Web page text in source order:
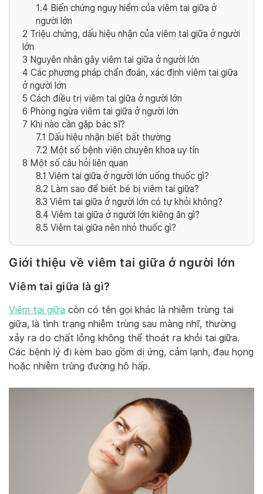
1.4 Biến chứng nguy hiểm của viêm tai giữa ở
người lớn
2 Triệu chứng, dấu hiệu nhận của viêm tai giữa ở người
lớn
3 Nguyên nhân gây viêm tai giữa ở người lớn
4 Các phương pháp chẩn đoán, xác định viêm tai giữa
ở người lớn
5 Cách điều trị viêm tai giữa ở người lớn
6 Phòng ngừa viêm tai giữa ở người lớn
7 Khi nào cần gặp bác sĩ?
7.1 Dấu hiệu nhận biết bất thường
7.2 Một số bệnh viện chuyên khoa uy tín
8 Một số câu hỏi liên quan
8.1 Viêm tai giữa ở người lớn uống thuốc gì?
8.2 Làm sao để biết bé bị viêm tai giữa?
8.3 Viêm tai giữa ở người lớn có tự khỏi không?
8.4 Viêm tai giữa ở người lớn kiêng ăn gì?
8.5 Viêm tai giữa nên nhỏ thuốc gì?
Giới thiệu về viêm tai giữa ở người lớn
Viêm tai giữa là gì?
Viêm tai giữa còn có tên gọi khác là nhiễm trùng tai
giữa, là tình trạng nhiễm trùng sau màng nhĩ, thường
xảy ra do chất lỏng không thể thoát ra khỏi tai giữa.
Các bệnh lý đi kèm bao gồm dị ứng, cảm lạnh, đau họng
hoặc nhiễm trùng đường hô hấp.